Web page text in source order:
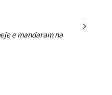
e mandaram na